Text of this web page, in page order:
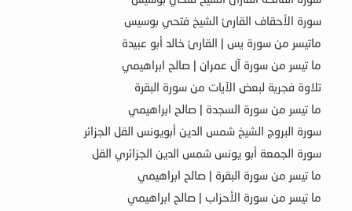
سورة الأحقاف القارئ الشيخ فتحي بوسيس
ماتيسر من سورة يس | القارئ خالد أبو عبيدة
ما تيسر من سورة آل عمران | صالح ابراهيمي
تلاوة فجرية لبعض الآيات من سورة البقرة
ما تيسر من سورة السجدة | صالح ابراهيمي
سورة البروج الشيخ شمس الدين أبويونس القل الجزائر
سورة الجمعة أبو يونس شمس الدين الجزائري القل
ما تيسر من سورة البقرة | صالح ابراهيمي
ما تيسر من سورة الأحزاب | صالح ابراهيمي